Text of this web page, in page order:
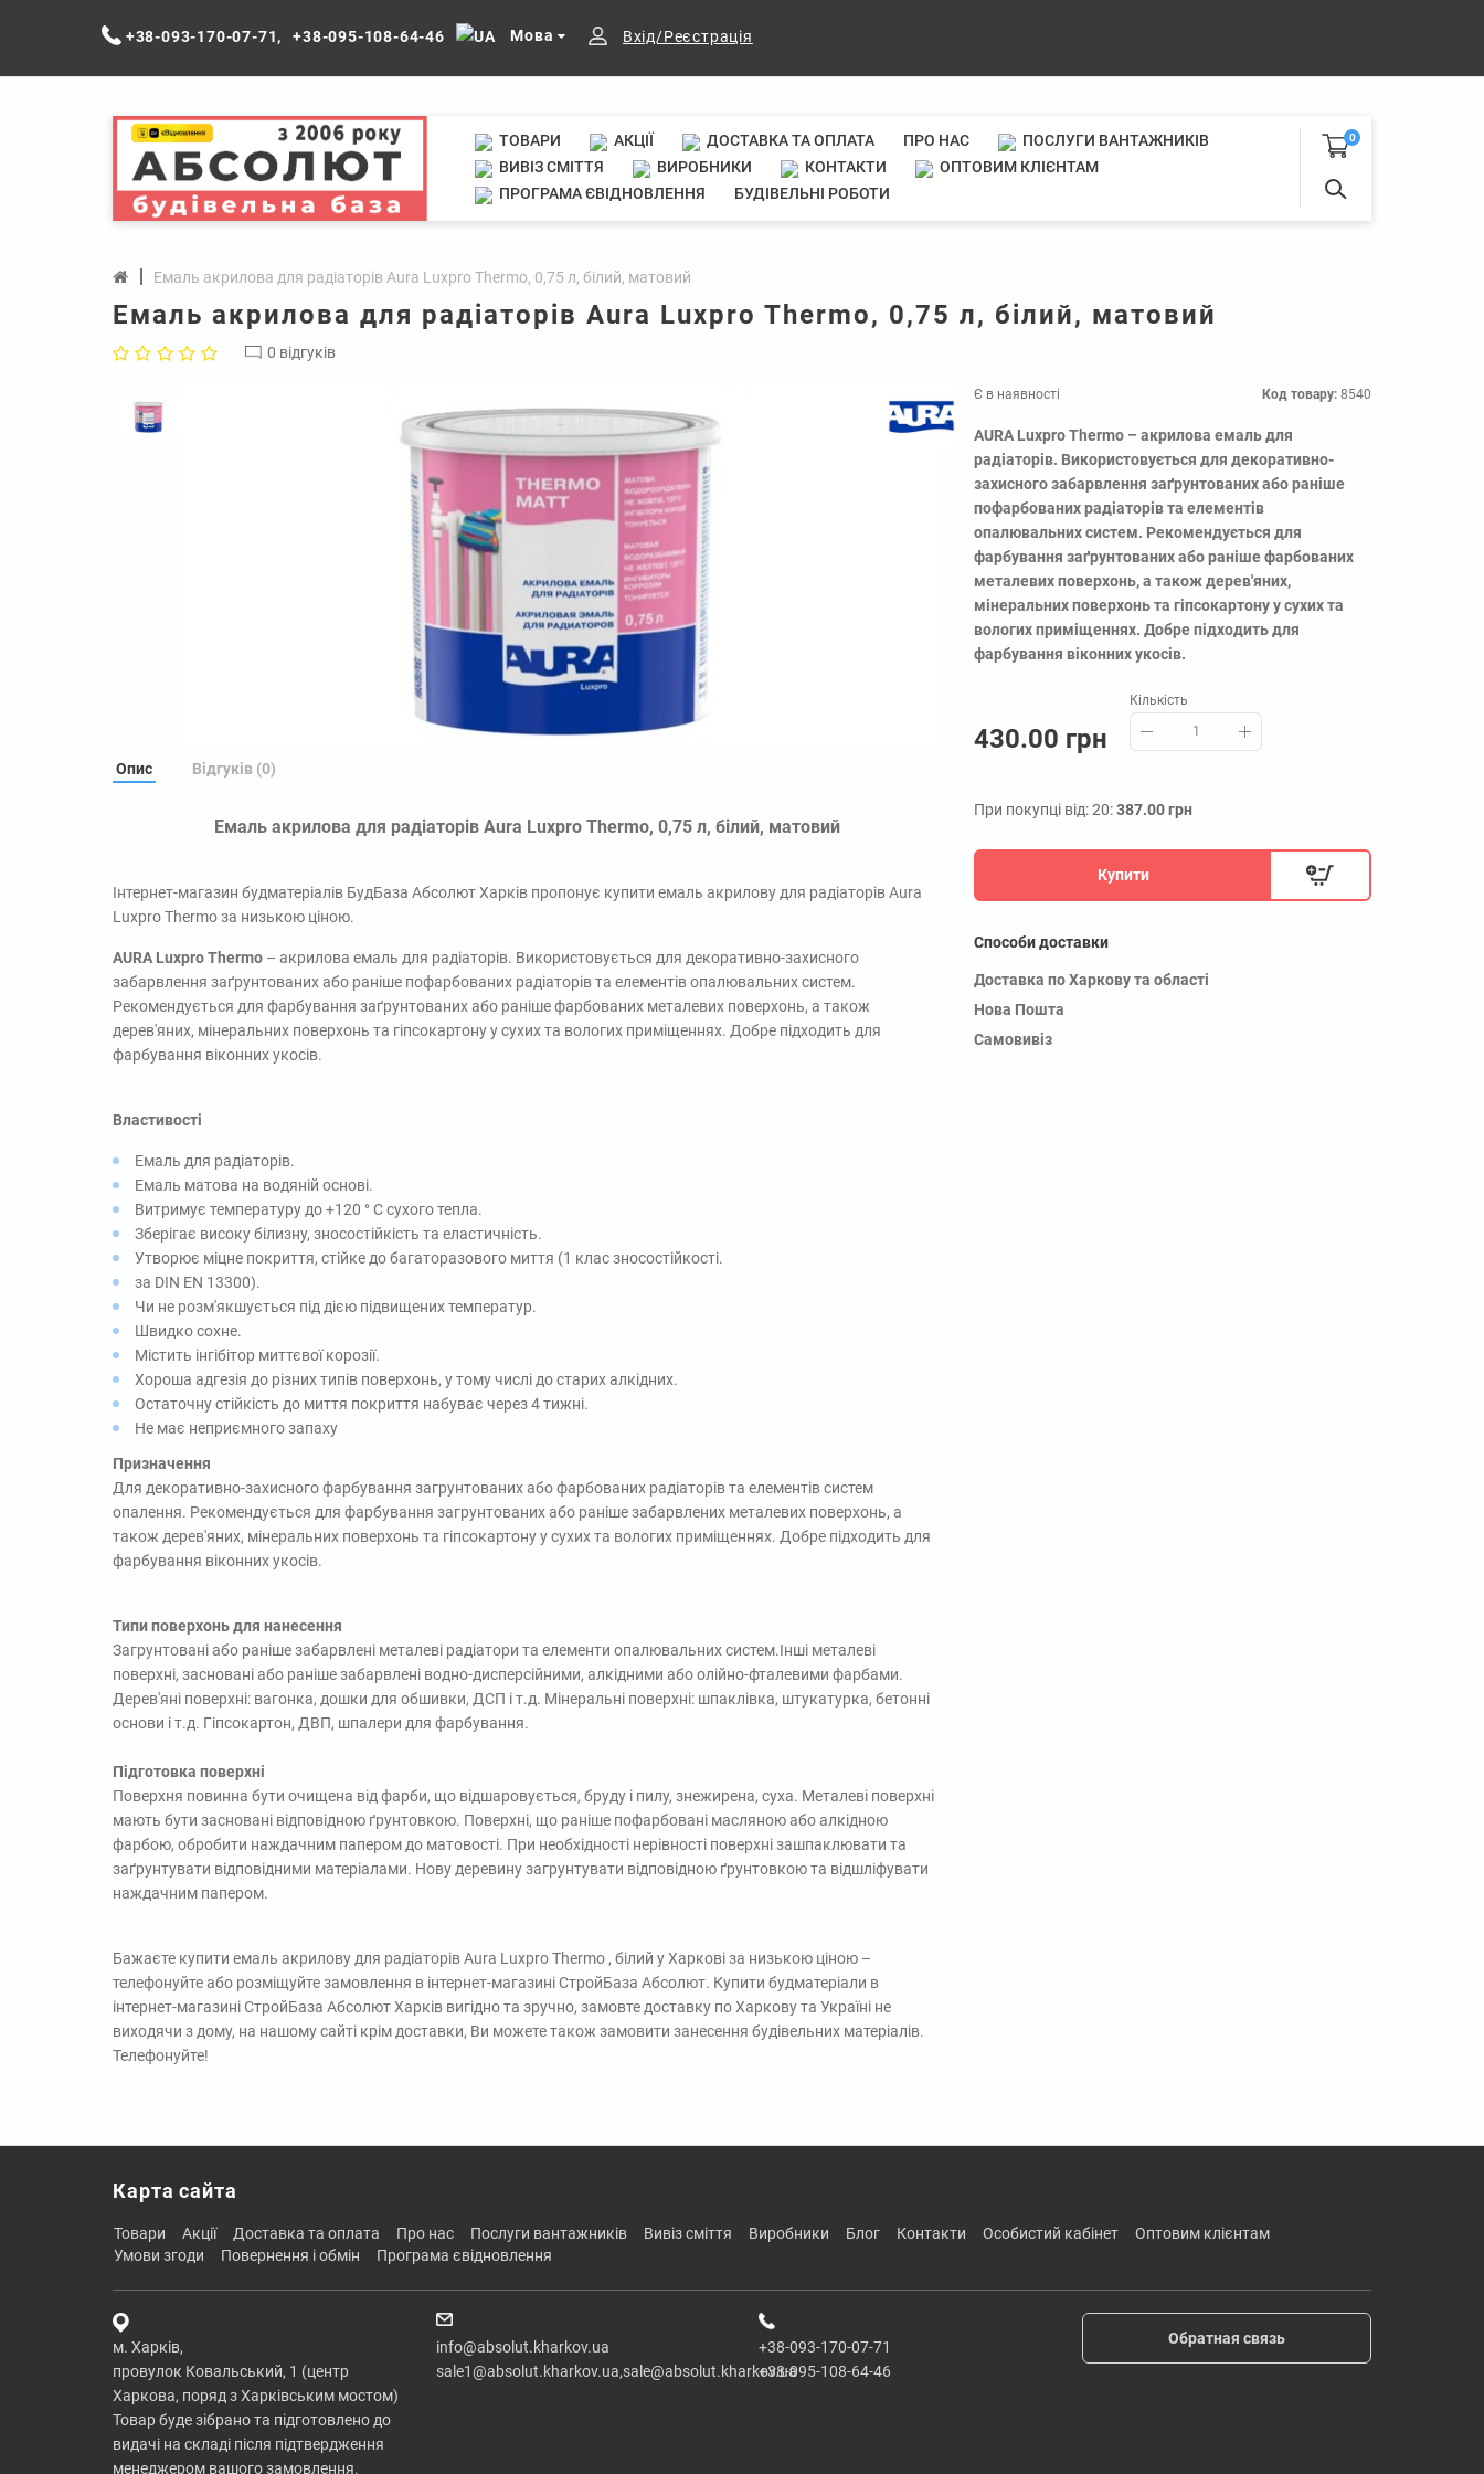
+38-093-170-07-71, +38-095-108-64-46 Мова Вхід/Реєстрація
ТОВАРИ АКЦІЇ ДОСТАВКА ТА ОПЛАТА ПРО НАС
ПОСЛУГИ ВАНТАЖНИКІВ
ВИВІЗ СМІТТЯ
ВИРОБНИКИ КОНТАКТИ
ОПТОВИМ КЛІЄНТАМ
ПРОГРАМА ЄВІДНОВЛЕННЯ
БУДІВЕЛЬНІ РОБОТИ
0
Емаль акрилова для радіаторів Aura Luxpro Thermo, 0,75 л, білий, матовий
Емаль акрилова для радіаторів Aura Luxpro Thermo, 0,75 л, білий, матовий
0 відгуків
Опис Відгуків (0)
Емаль акрилова для радіаторів Aura Luxpro Thermo, 0,75 л, білий, матовий
Інтернет-магазин будматеріалів БудБаза Абсолют Харків пропонує купити емаль акрилову для радіаторів Aura
Luxpro Thermo за низькою ціною.
AURA Luxpro Thermo – акрилова емаль для радіаторів. Використовується для декоративно-захисного
забарвлення заґрунтованих або раніше пофарбованих радіаторів та елементів опалювальних систем.
Рекомендується для фарбування заґрунтованих або раніше фарбованих металевих поверхонь, а також
дерев'яних, мінеральних поверхонь та гіпсокартону у сухих та вологих приміщеннях. Добре підходить для
фарбування віконних укосів.
Властивості
Емаль для радіаторів.
Емаль матова на водяній основі.
Витримує температуру до +120 ° С сухого тепла.
Зберігає високу білизну, зносостійкість та еластичність.
Утворює міцне покриття, стійке до багаторазового миття (1 клас зносостійкості.
за DIN EN 13300).
Чи не розм'якшується під дією підвищених температур.
Швидко сохне.
Містить інгібітор миттєвої корозії.
Хороша адгезія до різних типів поверхонь, у тому числі до старих алкідних.
Остаточну стійкість до миття покриття набуває через 4 тижні.
Не має неприємного запаху
Призначення
Для декоративно-захисного фарбування загрунтованих або фарбованих радіаторів та елементів систем
опалення. Рекомендується для фарбування загрунтованих або раніше забарвлених металевих поверхонь, а
також дерев'яних, мінеральних поверхонь та гіпсокартону у сухих та вологих приміщеннях. Добре підходить для
фарбування віконних укосів.
Типи поверхонь для нанесення
Загрунтовані або раніше забарвлені металеві радіатори та елементи опалювальних систем.Інші металеві
поверхні, засновані або раніше забарвлені водно-дисперсійними, алкідними або олійно-фталевими фарбами.
Дерев'яні поверхні: вагонка, дошки для обшивки, ДСП і т.д. Мінеральні поверхні: шпаклівка, штукатурка, бетонні
основи і т.д. Гіпсокартон, ДВП, шпалери для фарбування.
Підготовка поверхні
Поверхня повинна бути очищена від фарби, що відшаровується, бруду і пилу, знежирена, суха. Металеві поверхні
мають бути засновані відповідною ґрунтовкою. Поверхні, що раніше пофарбовані масляною або алкідною
фарбою, обробити наждачним папером до матовості. При необхідності нерівності поверхні зашпаклювати та
заґрунтувати відповідними матеріалами. Нову деревину загрунтувати відповідною ґрунтовкою та відшліфувати
наждачним папером.
Бажаєте купити емаль акрилову для радіаторів Aura Luxpro Thermo , білий у Харкові за низькою ціною –
телефонуйте або розміщуйте замовлення в інтернет-магазині СтройБаза Абсолют. Купити будматеріали в
інтернет-магазині СтройБаза Абсолют Харків вигідно та зручно, замовте доставку по Харкову та Україні не
виходячи з дому, на нашому сайті крім доставки, Ви можете також замовити занесення будівельних матеріалів.
Телефонуйте!
Є в наявності Код товару: 8540
AURA Luxpro Thermo – акрилова емаль для
радіаторів. Використовується для декоративно-
захисного забарвлення заґрунтованих або раніше
пофарбованих радіаторів та елементів
опалювальних систем. Рекомендується для
фарбування заґрунтованих або раніше фарбованих
металевих поверхонь, а також дерев'яних,
мінеральних поверхонь та гіпсокартону у сухих та
вологих приміщеннях. Добре підходить для
фарбування віконних укосів.
430.00 грн
Кількість
При покупці від: 20:387.00 грн
Купити
Способи доставки
Доставка по Харкову та області
Нова Пошта
Самовивіз
Карта сайта
товари акції доставка та оплата про нас послуги вантажників вивіз сміття виробники блог контакти особистий кабінет
оптовим клієнтам
умови згоди
повернення і обмін програма євідновлення
м. Харків,
провулок Ковальський, 1 (центр
Харкова, поряд з Харківським мостом)
Товар буде зібрано та підготовлено до
видачі на складі після підтвердження
менеджером вашого замовлення.
info@absolut.kharkov.ua
sale1@absolut.kharkov.ua,sale@absolut.kharkov.ua
+38-093-170-07-71
+38-095-108-64-46
Обратная связь